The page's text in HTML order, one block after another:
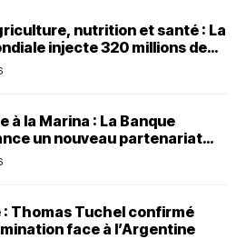
nutrition et santé : La
injecte 320 millions de
à la Marina : La Banque
un nouveau partenariat
Thomas Tuchel confirmé
face à l’Argentine